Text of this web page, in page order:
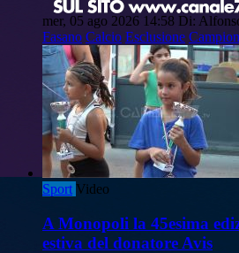
mer, 05 ago 2026 14:58 Di:
Fasano Calcio Esclusione
Sport Video
A Monopoli la 45esima
estiva del donatore Avis